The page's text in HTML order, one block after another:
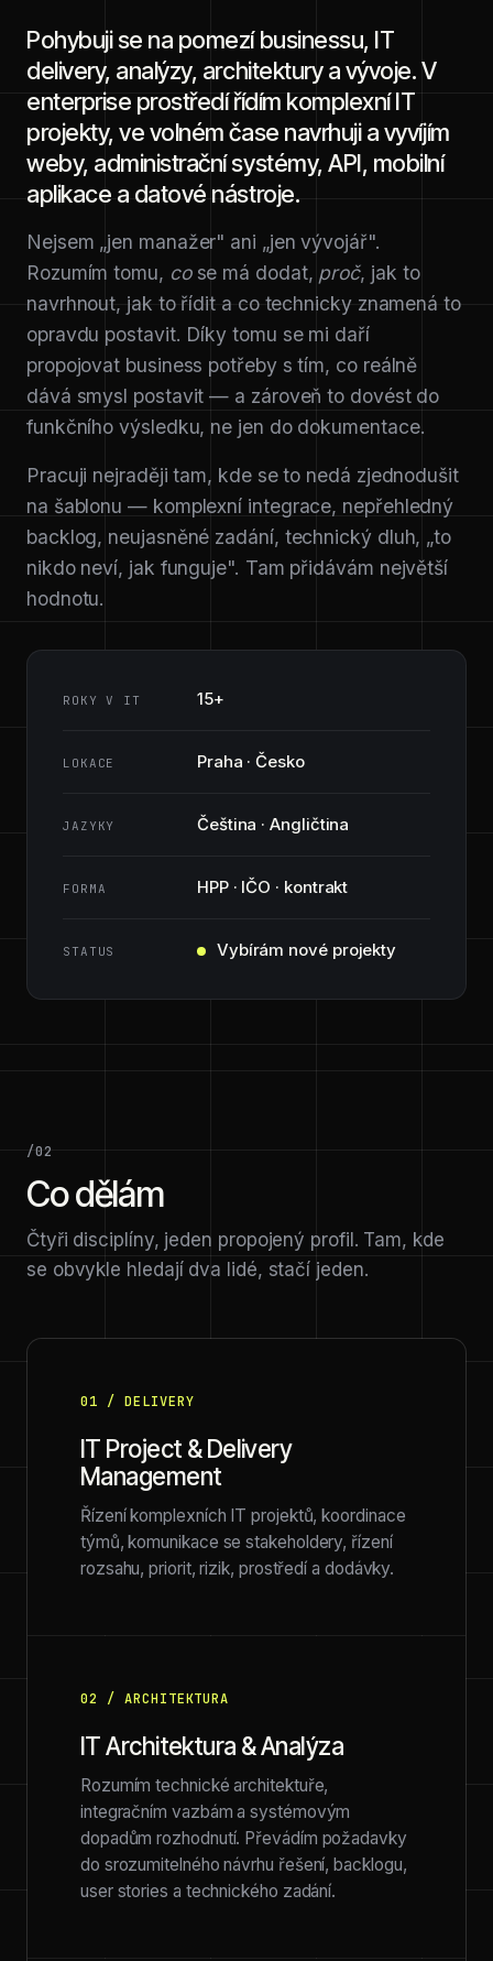
Pohybuji se na pomezí businessu, IT
delivery, analýzy, architektury a vývoje. V
enterprise prostředí řídím komplexní IT
projekty, ve volném čase navrhuji a vyvíjím
weby, administrační systémy, API, mobilní
aplikace a datové nástroje.
Nejsem „jen manažer" ani „jen vývojář".
Rozumím tomu, cose má dodat, proč, jak to
navrhnout, jak to řídit a co technicky znamená to
opravdu postavit. Díky tomu se mi daří
propojovat business potřeby s tím, co reálně
dává smysl postavit — a zároveň to dovést do
funkčního výsledku, ne jen do dokumentace.
Pracuji nejraději tam, kde se to nedá zjednodušit
na šablonu — komplexní integrace, nepřehledný
backlog, neujasněné zadání, technický dluh, „to
nikdo neví, jak funguje". Tam přidávám největší
hodnotu.
ROKY V IT 15+
LOKACE Praha · Česko
JAZYKY Čeština · Angličtina
FORMA HPP · IČO · kontrakt
STATUS Vybírám nové projekty
/02
Co dělám
Čtyři disciplíny, jeden propojený profil. Tam, kde
se obvykle hledají dva lidé, stačí jeden.
01 / DELIVERY
IT Project & Delivery
Management
Řízení komplexních IT projektů, koordinace
týmů, komunikace se stakeholdery, řízení
rozsahu, priorit, rizik, prostředí a dodávky.
02 / ARCHITEKTURA
IT Architektura & Analýza
Rozumím technické architektuře,
integračním vazbám a systémovým
dopadům rozhodnutí. Převádím požadavky
do srozumitelného návrhu řešení, backlogu,
user stories a technického zadání.